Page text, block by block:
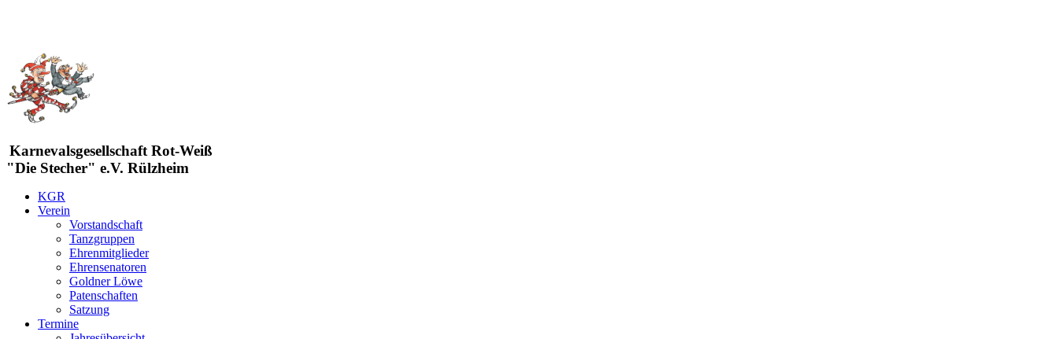
Karnevalsgesellschaft Rot-Weiß
"Die Stecher" e.V. Rülzheim
KGR
Verein
Vorstandschaft
Tanzgruppen
Ehrenmitglieder
Ehrensenatoren
Goldner Löwe
Patenschaften
Satzung
Termine